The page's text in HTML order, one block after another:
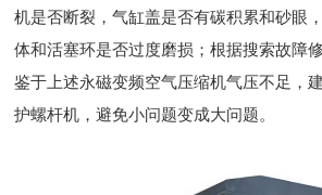
机是否断裂，气缸盖是否有碳积累和砂眼
体和活塞环是否过度磨损；根据搜索故障
鉴于上述永磁变频空气压缩机气压不足，
护螺杆机，避免小问题变成大问题。